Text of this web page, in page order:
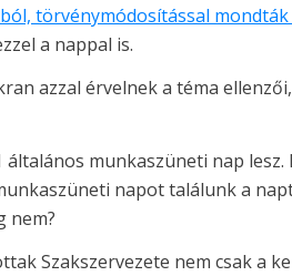
törvénymódosítással
a nappal is.
azzal érvelnek a téma
munkaszüneti nap lesz.
napot találunk a
nem?
Szakszervezete nem csak a